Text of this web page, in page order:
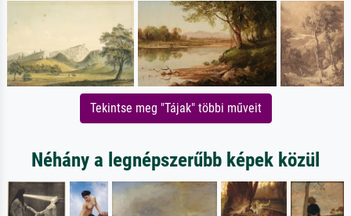
Tekintse meg "Tájak" többi műveit
Néhány a legnépszerűbb képek közül